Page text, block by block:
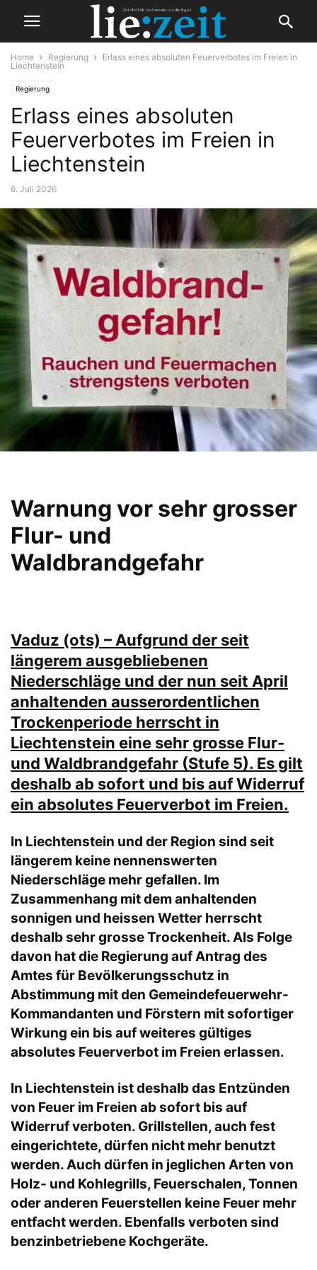
Home Regierung
Erlass eines absoluten Feuerverbotes im Freien in
Liechtenstein
Regierung
Erlass eines absoluten
Feuerverbotes im Freien in
Liechtenstein
8. Juli 2026
Warnung vor sehr grosser
Flur- und
Waldbrandgefahr
Vaduz (ots) – Aufgrund der seit
längerem ausgebliebenen
Niederschläge und der nun seit April
anhaltenden ausserordentlichen
Trockenperiode herrscht in
Liechtenstein eine sehr grosse Flur-
und Waldbrandgefahr (Stufe 5). Es gilt
deshalb ab sofort und bis auf Widerruf
ein absolutes Feuerverbot im Freien.
In Liechtenstein und der Region sind seit
längerem keine nennenswerten
Niederschläge mehr gefallen. Im
Zusammenhang mit dem anhaltenden
sonnigen und heissen Wetter herrscht
deshalb sehr grosse Trockenheit. Als Folge
davon hat die Regierung auf Antrag des
Amtes für Bevölkerungsschutz in
Abstimmung mit den Gemeindefeuerwehr-
Kommandanten und Förstern mit sofortiger
Wirkung ein bis auf weiteres gültiges
absolutes Feuerverbot im Freien erlassen.
In Liechtenstein ist deshalb das Entzünden
von Feuer im Freien ab sofort bis auf
Widerruf verboten. Grillstellen, auch fest
eingerichtete, dürfen nicht mehr benutzt
werden. Auch dürfen in jeglichen Arten von
Holz- und Kohlegrills, Feuerschalen, Tonnen
oder anderen Feuerstellen keine Feuer mehr
entfacht werden. Ebenfalls verboten sind
benzinbetriebene Kochgeräte.